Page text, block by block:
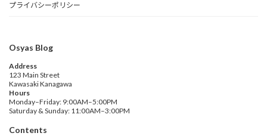
プライバシーポリシー
Osyas Blog
Address
123 Main Street
Kawasaki Kanagawa
Hours
Monday–Friday: 9:00AM–5:00PM
Saturday & Sunday: 11:00AM–3:00PM
Contents